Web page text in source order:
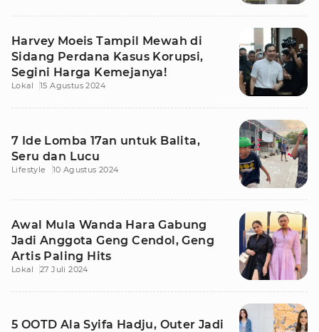
Harvey Moeis Tampil Mewah di
Sidang Perdana Kasus Korupsi,
Segini Harga Kemejanya!
Lokal 15 Agustus 2024
7 Ide Lomba 17an untuk Balita,
Seru dan Lucu
Lifestyle 10 Agustus 2024
Awal Mula Wanda Hara Gabung
Jadi Anggota Geng Cendol, Geng
Artis Paling Hits
Lokal 27 Juli 2024
5 OOTD Ala Syifa Hadju, Outer Jadi